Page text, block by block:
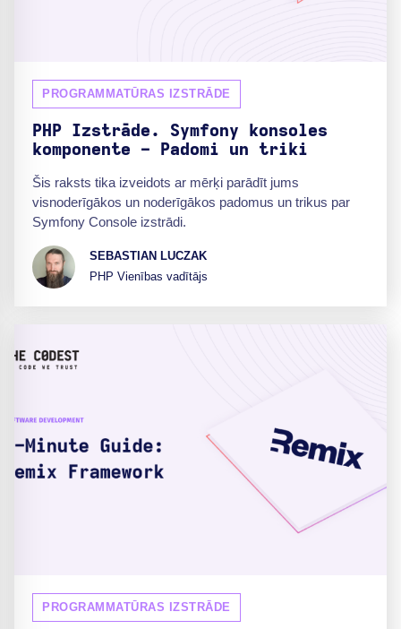
PROGRAMMATŪRAS IZSTRĀDE
PHP Izstrāde. Symfony konsoles
komponente - Padomi un triki
Šis raksts tika izveidots ar mērķi parādīt jums
visnoderīgākos un noderīgākos padomus un trikus par
Symfony Console izstrādi.
SEBASTIAN LUCZAK
PHP Vienības vadītājs
PROGRAMMATŪRAS IZSTRĀDE